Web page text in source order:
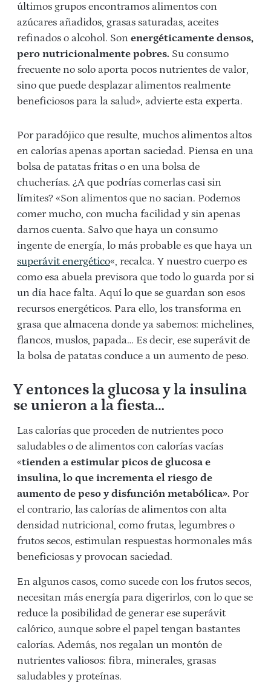
últimos grupos encontramos alimentos con
azúcares añadidos, grasas saturadas, aceites
refinados o alcohol. Son energéticamente densos,
pero nutricionalmente pobres. Su consumo
frecuente no solo aporta pocos nutrientes de valor,
sino que puede desplazar alimentos realmente
beneficiosos para la salud», advierte esta experta.
Por paradójico que resulte, muchos alimentos altos
en calorías apenas aportan saciedad. Piensa en una
bolsa de patatas fritas o en una bolsa de
chucherías. ¿A que podrías comerlas casi sin
límites? «Son alimentos que no sacian. Podemos
comer mucho, con mucha facilidad y sin apenas
darnos cuenta. Salvo que haya un consumo
ingente de energía, lo más probable es que haya un
superávit energético«, recalca. Y nuestro cuerpo es
como esa abuela previsora que todo lo guarda por si
un día hace falta. Aquí lo que se guardan son esos
recursos energéticos. Para ello, los transforma en
grasa que almacena donde ya sabemos: michelines,
flancos, muslos, papada… Es decir, ese superávit de
la bolsa de patatas conduce a un aumento de peso.
Y entonces la glucosa y la insulina
se unieron a la fiesta…
Las calorías que proceden de nutrientes poco
saludables o de alimentos con calorías vacías
«tienden a estimular picos de glucosa e
insulina, lo que incrementa el riesgo de
aumento de peso y disfunción metabólica». Por
el contrario, las calorías de alimentos con alta
densidad nutricional, como frutas, legumbres o
frutos secos, estimulan respuestas hormonales más
beneficiosas y provocan saciedad.
En algunos casos, como sucede con los frutos secos,
necesitan más energía para digerirlos, con lo que se
reduce la posibilidad de generar ese superávit
calórico, aunque sobre el papel tengan bastantes
calorías. Además, nos regalan un montón de
nutrientes valiosos: fibra, minerales, grasas
saludables y proteínas.